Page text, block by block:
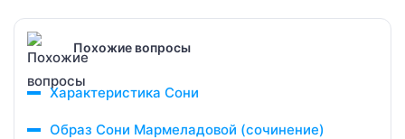
Похожие вопросы
Характеристика Сони
Образ Сони Мармеладовой (сочинение)